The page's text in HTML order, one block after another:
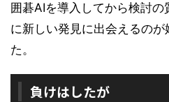
囲碁AIを導入してから検討
に新しい発見に出会えるの
た。
負けはしたが